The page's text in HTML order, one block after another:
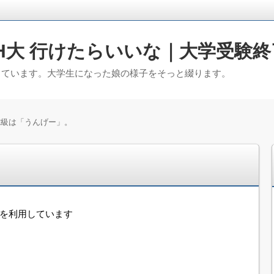
行けたらいいな｜大学受験
います。大学生になった娘の様子をそっと綴ります。
は「うんげー」。
利用しています